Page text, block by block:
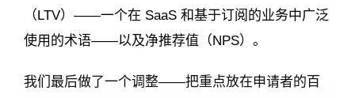
（LTV）——一个在 SaaS 和基于订阅的业务中广泛
使用的术语——以及净推荐值（NPS）。
我们最后做了一个调整——把重点放在申请者的百